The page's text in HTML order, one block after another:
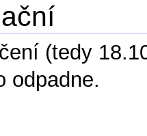
(tedy
odpadne.